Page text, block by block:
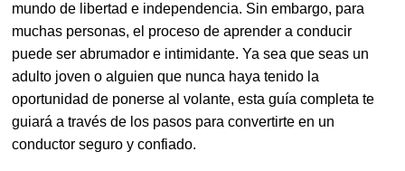
mundo de libertad e independencia. Sin embargo, para
muchas personas, el proceso de aprender a conducir
puede ser abrumador e intimidante. Ya sea que seas un
adulto joven o alguien que nunca haya tenido la
oportunidad de ponerse al volante, esta guía completa te
guiará a través de los pasos para convertirte en un
conductor seguro y confiado.